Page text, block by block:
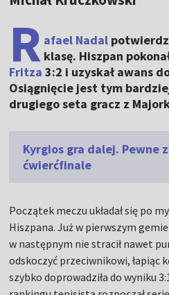
R afael Nadal
klasę. Hiszpan
Fritza 3:2 i uzyskał awans
Osiągnięcie jest tym
drugiego seta gracz z
Kyrgios gra dalej. Pewne
ćwierćfinale
Początek meczu układał się po
Hiszpana. Już w pierwszym
w następnym nie stracił nawet
odskoczyć przeciwnikowi, łapiąc
szybko doprowadziła do wyniku